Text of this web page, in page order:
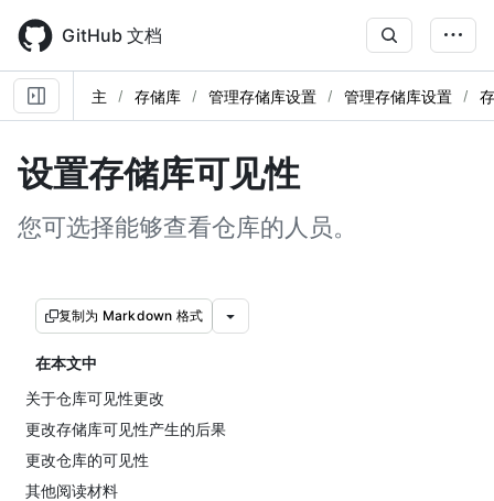
main
content
GitHub 文档
主 存储库 管理存储库设置 管理存储库设置
设置存储库可见性
您可选择能够查看仓库的人员。
复制为 Markdown 格式
在本文中
关于仓库可见性更改
更改存储库可见性产生的后果
更改仓库的可见性
其他阅读材料